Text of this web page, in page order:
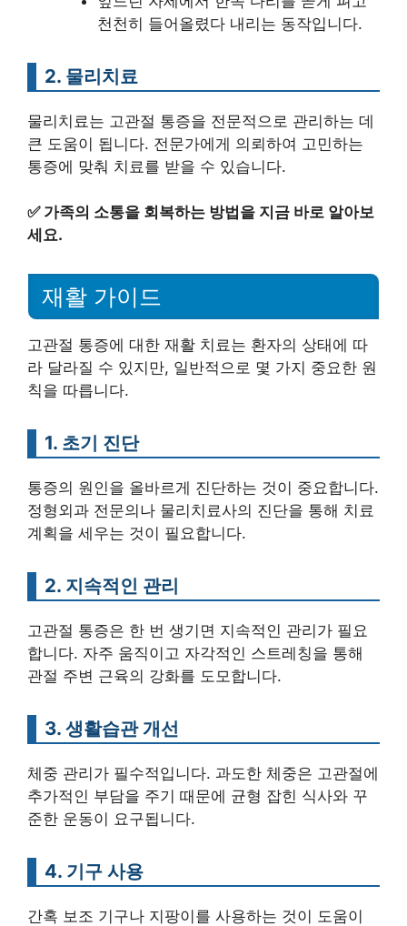
천천히 들어올렸다 내리는 동작입니다.
2. 물리치료
물리치료는 고관절 통증을 전문적으로 관리하는 데
큰 도움이 됩니다. 전문가에게 의뢰하여 고민하는
통증에 맞춰 치료를 받을 수 있습니다.
✅ 가족의 소통을 회복하는 방법을 지금 바로 알아보
세요.
재활 가이드
고관절 통증에 대한 재활 치료는 환자의 상태에 따
라 달라질 수 있지만, 일반적으로 몇 가지 중요한 원
칙을 따릅니다.
1. 초기 진단
통증의 원인을 올바르게 진단하는 것이 중요합니다.
정형외과 전문의나 물리치료사의 진단을 통해 치료
계획을 세우는 것이 필요합니다.
2. 지속적인 관리
고관절 통증은 한 번 생기면 지속적인 관리가 필요
합니다. 자주 움직이고 자각적인 스트레칭을 통해
관절 주변 근육의 강화를 도모합니다.
3. 생활습관 개선
체중 관리가 필수적입니다. 과도한 체중은 고관절에
추가적인 부담을 주기 때문에 균형 잡힌 식사와 꾸
준한 운동이 요구됩니다.
4. 기구 사용
간혹 보조 기구나 지팡이를 사용하는 것이 도움이